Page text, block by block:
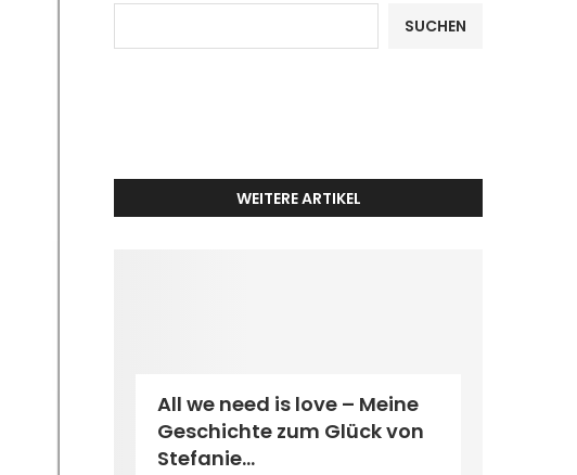
SUCHEN
WEITERE ARTIKEL
All we need is love – Meine
Geschichte zum Glück von
Stefanie...